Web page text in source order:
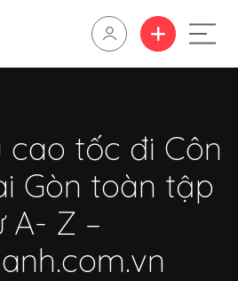
cao tốc đi Côn
Gòn toàn tập
A- Z –